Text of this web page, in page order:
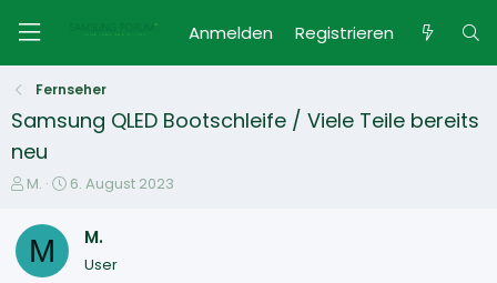
Anmelden Registrieren
Fernseher
Samsung QLED Bootschleife / Viele Teile bereits
neu
E
s
e
M.
E
6. August 2023
M M.
User